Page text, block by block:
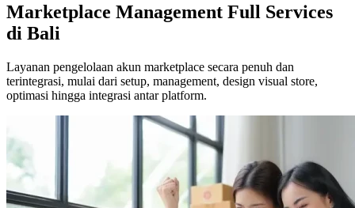
Marketplace Management Full Services
di Bali
Layanan pengelolaan akun marketplace secara penuh dan
terintegrasi, mulai dari setup, management, design visual store,
optimasi hingga integrasi antar platform.